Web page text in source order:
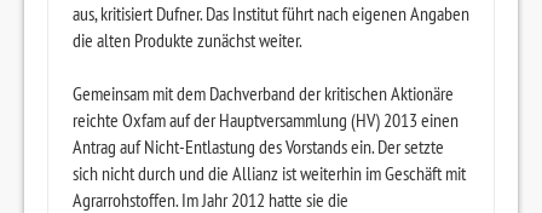
aus, kritisiert Dufner. Das Institut führt nach eigenen Angaben
die alten Produkte zunächst weiter.
Gemeinsam mit dem Dachverband der kritischen Aktionäre
reichte Oxfam auf der Hauptversammlung (HV) 2013 einen
Antrag auf Nicht-Entlastung des Vorstands ein. Der setzte
sich nicht durch und die Allianz ist weiterhin im Geschäft mit
Agrarrohstoffen. Im Jahr 2012 hatte sie die